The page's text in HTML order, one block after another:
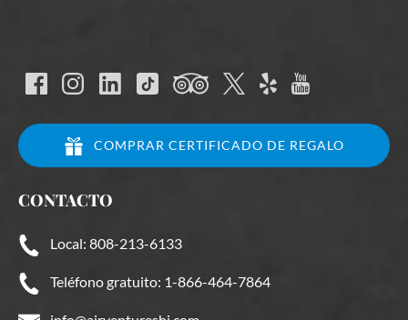
COMPRAR CERTIFICADO DE REGALO
CONTACTO
Local: 808-213-6133
Teléfono gratuito: 1-866-464-7864